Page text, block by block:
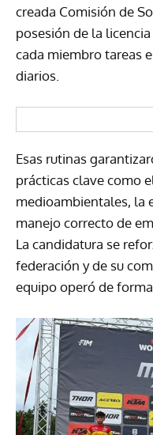
creada Comisión de
posesión de la
cada miembro tareas
diarios.
Esas rutinas
prácticas clave como
medioambientales, la
manejo correcto de
La candidatura se
federación y de su
equipo operó de